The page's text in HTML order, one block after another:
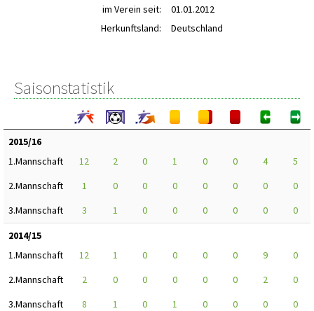
im Verein seit:
01.01.2012
Herkunftsland:
Deutschland
Saisonstatistik
2015/16
1.Mannschaft
12 2 0 1 0 0 4
5
2.Mannschaft
1 0 0 0 0 0 0
0
3.Mannschaft
3 1 0 0 0 0 0
0
2014/15
1.Mannschaft
12 1 0 0 0 0 9
0
2.Mannschaft
2 0 0 0 0 0 2
0
3.Mannschaft
8 1 0 1 0 0 0 0